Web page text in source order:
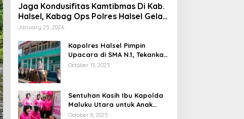
Jaga Kondusifitas Kamtibmas Di Kab.
Halsel, Kabag Ops Polres Halsel Gelar
Patroli Cipta Kondisi
January 25, 2026
Kapolres Halsel Pimpin
Upacara di SMA N.1, Tekankan
Disiplin Dan Keselamatan
October 13, 2025
Sentuhan Kasih Ibu Kapolda
Maluku Utara untuk Anak
Penyandang Hidrosefalus di
October 8, 2025